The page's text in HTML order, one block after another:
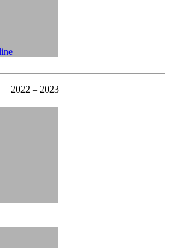
2022 – 2023